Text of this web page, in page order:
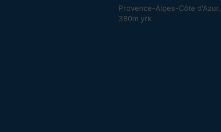
Provence-Alpes-Côte d'Azur
380m yrk